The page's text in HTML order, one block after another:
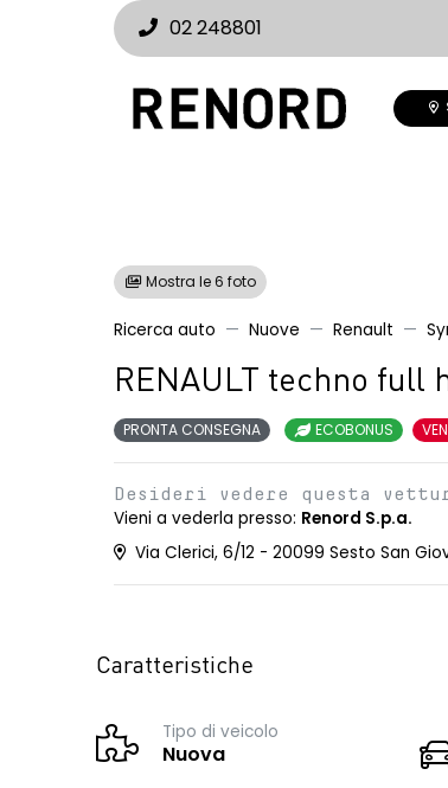
02 248801
Mostra le 6 foto
Ricerca auto Nuove Renault
RENAULT techno full
PRONTA CONSEGNA ECOBONUS
Desideri vedere questa
Vieni a vederla presso: Renord S.p.a.
Via Clerici, 6/12 - 20099 Sesto San
Caratteristiche
Tipo di veicolo
Nuova